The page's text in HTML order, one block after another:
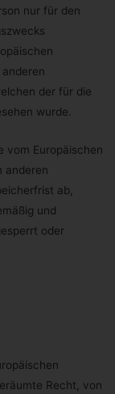
nur für den
der für die
wurde.
vom Europäischen
anderen
ab,
und
oder
Recht, von
Ausübung ihres
Art. 20 Abs. 1 DS-
einem
anderer
Person
Daten
Bestimmungen
wir können